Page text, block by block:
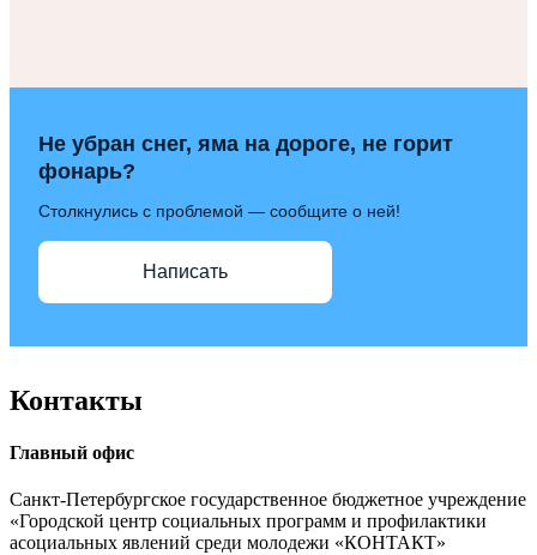
Не убран снег, яма на дороге, не горит
фонарь?
Столкнулись с проблемой — сообщите о ней!
Написать
Контакты
Главный офис
Санкт-Петербургское государственное бюджетное учреждение
«Городской центр социальных программ и профилактики
асоциальных явлений среди молодежи «КОНТАКТ»